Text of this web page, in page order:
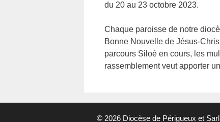
du 20 au 23 octobre 2023.
Chaque paroisse de notre
Bonne Nouvelle de Jésus-
parcours Siloé en cours, les
rassemblement veut apporter
© 2026 Diocèse de Périgueux et